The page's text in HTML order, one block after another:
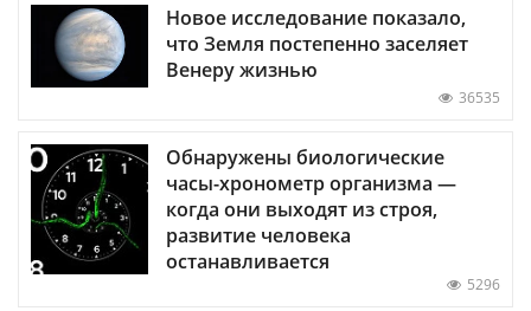
Новое исследование показало,
что Земля постепенно заселяет
Венеру жизнью
36535
Обнаружены биологические
часы-хронометр организма —
когда они выходят из строя,
развитие человека
останавливается
5296